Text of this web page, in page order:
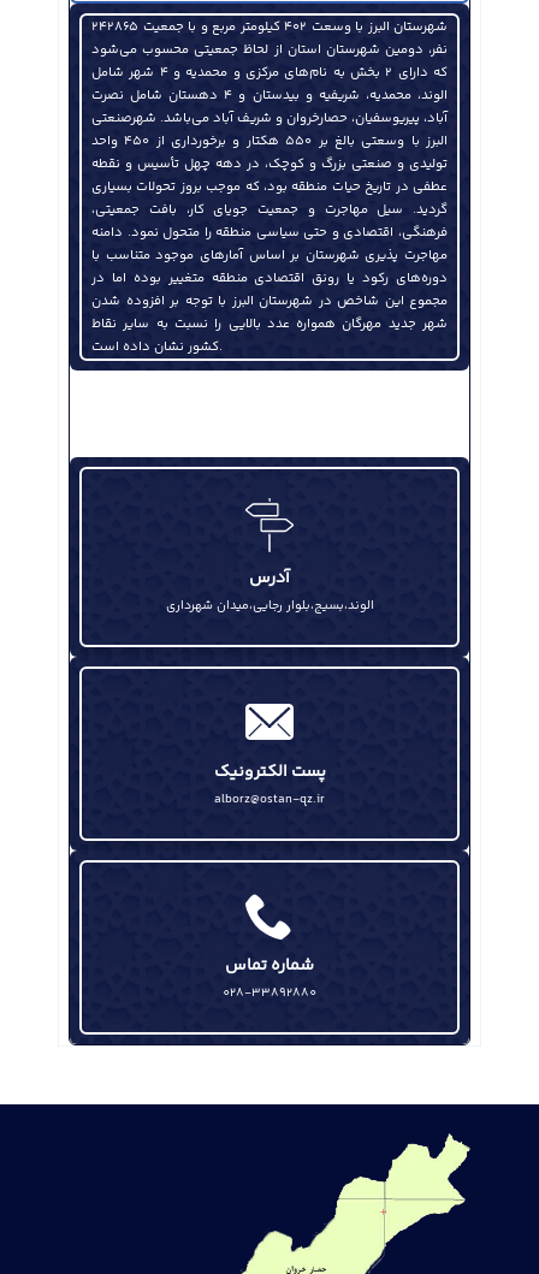
نشست تخصصی هیئت مدیره انجمن قطعات و مجموعه‌های خودرو استان قزوین برگزار شد
شهرستان البرز با وسعت ۴۰۲ کیلومتر مربع و با جمعیت ۲۴۲۸۶۵
نفر، دومین شهرستان استان از لحاظ جمعیتی محسوب می‌شود
که دارای ۲ بخش به نام‌های مرکزی و محمدیه و ۴ شهر شامل
الوند، محمدیه، شریفیه و بیدستان و ۴ دهستان شامل نصرت
آباد، پیریوسفیان، حصارخروان و شریف آباد می‌باشد. شهرصنعتی
البرز با وسعتی بالغ بر ۵۵۰ هکتار و برخورداری از ۴۵۰ واحد
تولیدی و صنعتی بزرگ و کوچک، در دهه چهل تأسیس و نقطه
عطفی در تاریخ حیات منطقه بود، که موجب بروز تحولات بسیاری
گردید. سیل مهاجرت و جمعیت جویای کار، بافت جمعیتی،
فرهنگی، اقتصادی و حتی سیاسی منطقه را متحول نمود. دامنه
مهاجرت پذیری شهرستان بر اساس آمارهای موجود متناسب با
دوره‌های رکود یا رونق اقتصادی منطقه متغییر بوده اما در
مجموع این شاخص در شهرستان البرز با توجه بر افزوده شدن
شهر جدید مهرگان همواره عدد بالایی را نسبت به سایر نقاط
کشور نشان داده است.
آدرس
الوند،بسیج،بلوار رجایی،میدان شهرداری
پست الکترونیک
alborz@ostan-qz.ir
شماره تماس
028-33892880